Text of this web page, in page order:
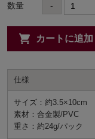
数量 -
カートに追加
仕様
サイズ：約3.5×10cm
素材：合金製/PVC
重さ：約24g/パック